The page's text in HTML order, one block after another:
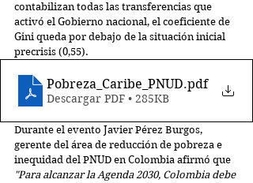
contabilizan todas las transferencias que
activó el Gobierno nacional, el coeficiente de
Gini queda por debajo de la situación inicial
precrisis (0,55).
Pobreza_Caribe_PNUD.pdf
Descargar PDF • 285KB
Durante el evento Javier Pérez Burgos,
gerente del área de reducción de pobreza e
inequidad del PNUD en Colombia afirmó que
"Para alcanzar la Agenda 2030, Colombia debe